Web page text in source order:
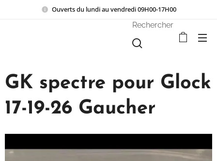
Ouverts du lundi au vendredi 09H00-17H00
Rechercher
GK spectre pour Glock
17-19-26 Gaucher